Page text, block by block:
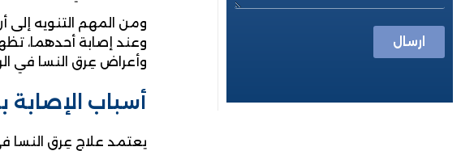
ومن المهم التنويه
وعند إصابة أحدهما،
وأعراض عِرق النسا في
أسباب الإصابة
يعتمد علاج عِرق النسا
ارسال